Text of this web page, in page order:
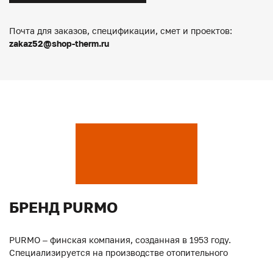
Почта для заказов, спецификации, смет и проектов:
zakaz52@shop-therm.ru
БРЕНД PURMO
PURMO – финская компания, созданная в 1953 году.
Специализируется на производстве отопительного